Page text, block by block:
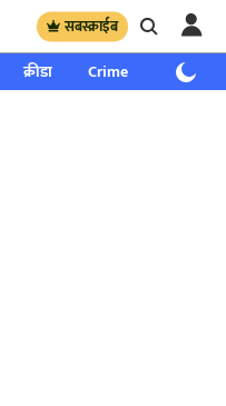
सबस्क्राईब
क्रीडा Crime साप्ताहिक